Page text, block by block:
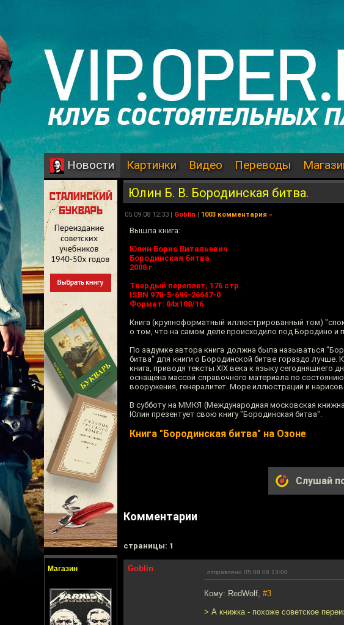
Новости Картинки Видео Переводы
Магазин
Юлин Б. В. Бородинская битва.
05.09.08 12:33 | Goblin | 1003 комментария »
Вышла книга:
Юлин Борис Витальевич
Бородинская битва
2008 г.
Твердый переплет, 176 стр.
ISBN 978-5-699-26647-0
Формат: 84x108/16
Книга (крупноформатный иллюстрированный том)
о том, что на самом деле происходило под Бородино и
По задумке автора книга должна была называться
битва" для книги о Бородинской битве гораздо
книга, приводя тексты XIX века к языку сегодняшнего
оснащена массой справочного материала по
вооружения, генералитет. Море иллюстраций и
В субботу на ММКЯ (Международная московская
Юлин презентует свою книгу "Бородинская битва".
Книга "Бородинская битва" на Озоне
Слушай
Комментарии
cтраницы: 1
Goblin отправлено 05.09.08 13:00
Кому: RedWolf, #3
> А книжка - похоже советское